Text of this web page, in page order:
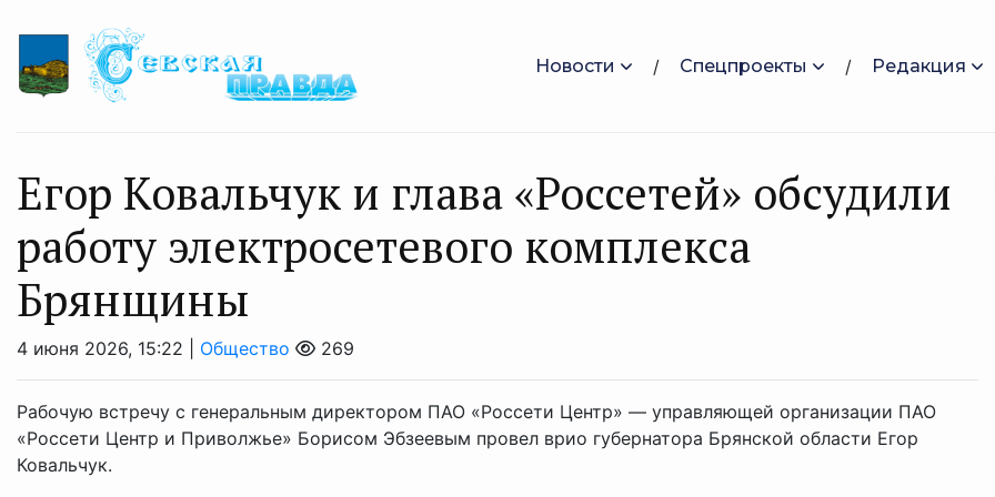
Новости Спецпроекты Редакция
Егор Ковальчук и глава «Россетей» обсудили
работу электросетевого комплекса
Брянщины
4 июня 2026, 15:22 | Общество 269
Рабочую встречу с генеральным директором ПАО «Россети Центр» — управляющей организации ПАО
«Россети Центр и Приволжье» Борисом Эбзеевым провел врио губернатора Брянской области Егор
Ковальчук.